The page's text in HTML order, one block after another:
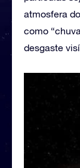
atmosfera
como
desgaste